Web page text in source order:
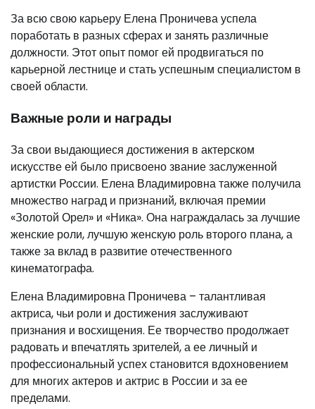
За всю свою карьеру Елена Проничева успела
поработать в разных сферах и занять различные
должности. Этот опыт помог ей продвигаться по
карьерной лестнице и стать успешным специалистом в
своей области.
Важные роли и награды
За свои выдающиеся достижения в актерском
искусстве ей было присвоено звание заслуженной
артистки России. Елена Владимировна также получила
множество наград и признаний, включая премии
«Золотой Орел» и «Ника». Она награждалась за лучшие
женские роли, лучшую женскую роль второго плана, а
также за вклад в развитие отечественного
кинематографа.
Елена Владимировна Проничева – талантливая
актриса, чьи роли и достижения заслуживают
признания и восхищения. Ее творчество продолжает
радовать и впечатлять зрителей, а ее личный и
профессиональный успех становится вдохновением
для многих актеров и актрис в России и за ее
пределами.